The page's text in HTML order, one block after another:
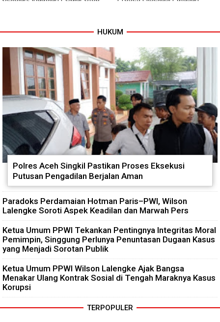
HUKUM
Polres Aceh Singkil Pastikan Proses Eksekusi
Putusan Pengadilan Berjalan Aman
Paradoks Perdamaian Hotman Paris–PWI, Wilson
Lalengke Soroti Aspek Keadilan dan Marwah Pers
Ketua Umum PPWI Tekankan Pentingnya Integritas Moral
Pemimpin, Singgung Perlunya Penuntasan Dugaan Kasus
yang Menjadi Sorotan Publik
Ketua Umum PPWI Wilson Lalengke Ajak Bangsa
Menakar Ulang Kontrak Sosial di Tengah Maraknya Kasus
Korupsi
TERPOPULER